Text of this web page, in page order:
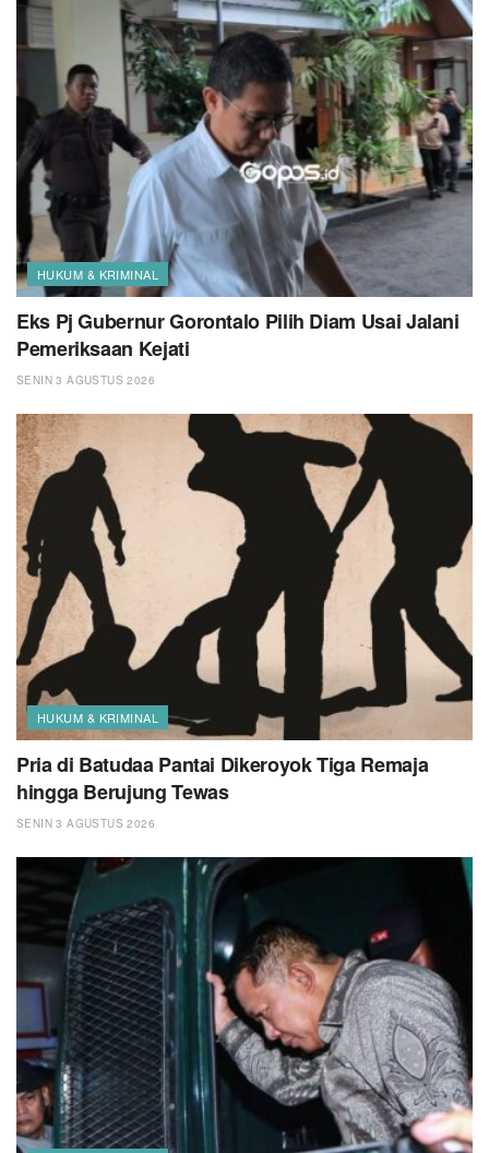
HUKUM & KRIMINAL
Eks Pj Gubernur Gorontalo Pilih Diam Usai Jalani
Pemeriksaan Kejati
SENIN 3 AGUSTUS 2026
HUKUM & KRIMINAL
Pria di Batudaa Pantai Dikeroyok Tiga Remaja
hingga Berujung Tewas
SENIN 3 AGUSTUS 2026